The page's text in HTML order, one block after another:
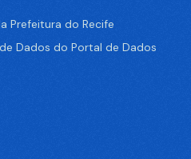
Prefeitura do Recife
Dados do Portal de Dados